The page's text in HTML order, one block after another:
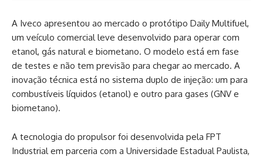
A Iveco apresentou ao mercado o protótipo Daily Multifuel,
um veículo comercial leve desenvolvido para operar com
etanol, gás natural e biometano. O modelo está em fase
de testes e não tem previsão para chegar ao mercado. A
inovação técnica está no sistema duplo de injeção: um para
combustíveis líquidos (etanol) e outro para gases (GNV e
biometano).
A tecnologia do propulsor foi desenvolvida pela FPT
Industrial em parceria com a Universidade Estadual Paulista,